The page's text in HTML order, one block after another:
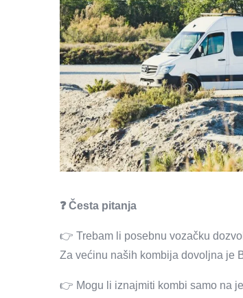
❓ Česta pitanja
👉 Trebam li posebnu vozačku
Za većinu naših kombija dovoljna je
👉 Mogu li iznajmiti kombi samo na